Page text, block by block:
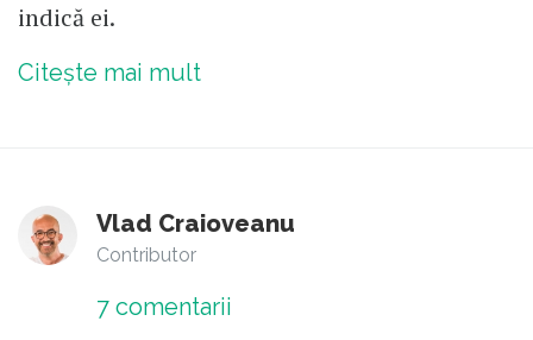
indică ei.
Citește mai mult
Vlad Craioveanu
Contributor
7 comentarii